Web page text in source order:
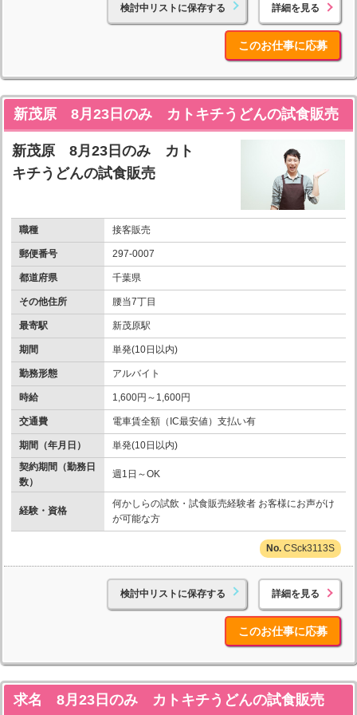
検討中リストに保存する 詳細を見る
このお仕事に応募
新茂原 8月23日のみ カトキチうどんの試食販売
新茂原 8月23日のみ カト
キチうどんの試食販売
職種 接客販売
郵便番号 297-0007
都道府県 千葉県
その他住所 腰当7丁目
最寄駅 新茂原駅
期間 単発(10日以内)
勤務形態 アルバイト
時給 1,600円～1,600円
交通費 電車賃全額（IC最安値）支払い有
期間（年月日）
単発(10日以内)
契約期間（勤務日
数）
週1日～OK
経験・資格
何かしらの試飲・試食販売経験者 お客様にお声がけ
が可能な方
CSck3113S
検討中リストに保存する 詳細を見る
このお仕事に応募
求名 8月23日のみ カトキチうどんの試食販売